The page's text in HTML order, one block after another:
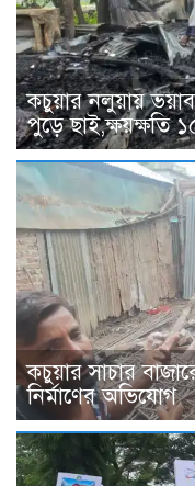
কচুয়ার নলুয়ায়
পুড়ে ছাই,ক্ষয়ক্ষতি
কচুয়ার সাচার
নির্মাণের অভিযোগ